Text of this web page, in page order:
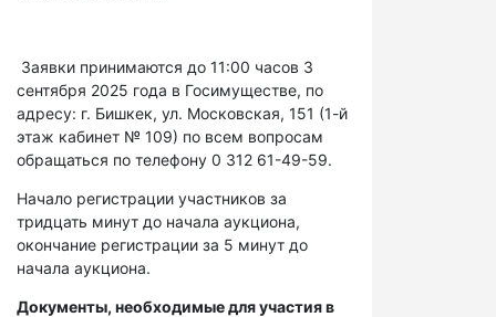
Заявки принимаются до 11:00 часов 3
сентября 2025 года в Госимуществе, по
адресу: г. Бишкек, ул. Московская, 151 (1-й
этаж кабинет № 109) по всем вопросам
обращаться по телефону 0 312 61-49-59.
Начало регистрации участников за
тридцать минут до начала аукциона,
окончание регистрации за 5 минут до
начала аукциона.
Документы, необходимые для участия в